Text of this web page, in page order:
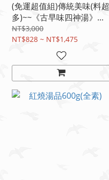
(免運超值組)傳統美味(料超
多)~~《古早味四神湯》
360g/包
NT$3,000
NT$828 ~ NT$1,475